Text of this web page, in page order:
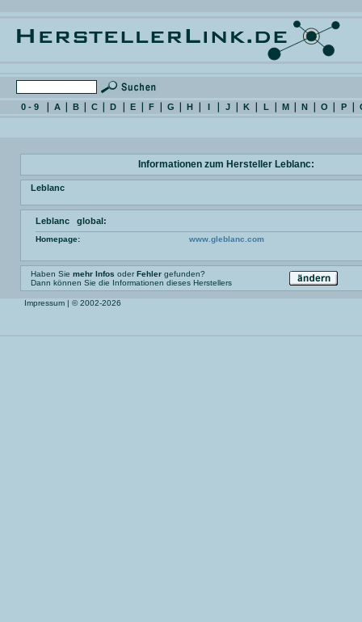
0 - 9 A B C D E F G H I J K L M N O P
Informationen zum Hersteller Leblanc:
Leblanc
Leblanc global:
Homepage: www.gleblanc.com
Haben Sie mehr Infos oderFehler gefunden?
Dann können Sie die Informationen dieses Herstellers
Impressum | © 2002-2026